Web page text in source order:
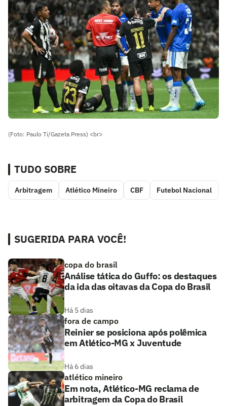
(Foto: Paulo Ti/Gazeta Press) <br>
TUDO SOBRE
Arbitragem Atlético Mineiro CBF Futebol Nacional
SUGERIDA PARA VOCÊ!
copa do brasil
Análise tática do Guffo: os destaques
da ida das oitavas da Copa do Brasil
Há 5 dias
fora de campo
Reinier se posiciona após polêmica
em Atlético-MG x Juventude
Há 6 dias
atlético mineiro
Em nota, Atlético-MG reclama de
arbitragem da Copa do Brasil